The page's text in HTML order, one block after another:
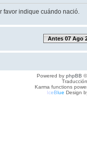
favor indique cuándo nació.
Antes 07 Ago
Powered by phpBB
Karma functions
IceBlue Design